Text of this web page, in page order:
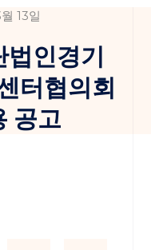
13일
인경기
터협의회
공고